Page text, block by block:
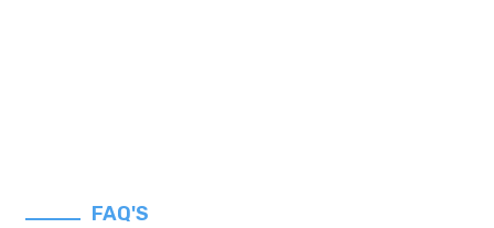
FAQ'S